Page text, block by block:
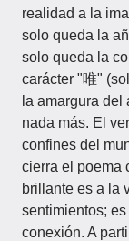
realidad a la
solo queda la
solo queda la
carácter "唯"
la amargura
nada más. El
confines del
cierra el poema
brillante es a la
sentimientos;
conexión. A